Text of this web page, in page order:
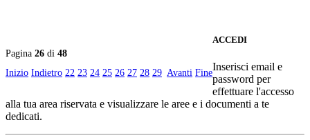
Pagina 26 di 48
Inizio Indietro 22 23 24 25 26 27 28 29 Avanti Fine
ACCEDI
Inserisci email e
password per
effettuare l'accesso
alla tua area riservata e visualizzare le aree e i documenti a te
dedicati.